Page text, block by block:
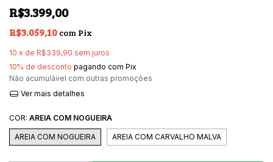
R$3.399,00
R$3.059,10 com Pix
10 x de R$339,90 sem juros
10% de desconto pagando com Pix
Não acumulável com outras promoções
Ver mais detalhes
COR: AREIA COM NOGUEIRA
AREIA COM NOGUEIRA AREIA COM CARVALHO MALVA